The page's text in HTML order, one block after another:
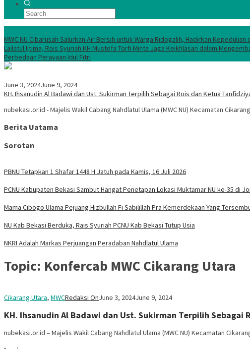
MWC NU Cibarusah Salurkan Air Bersih untuk Warga Ridogalih, Hadirkan
Lailatul Ijtima, Rois Syuriah KH Mustofa Torfi Minta Jaga Keikhlasan dalam
Perbedaan Perayaan Idul Fitri
June 3, 2024June 9, 2024
KH. Ihsanudin Al Badawi dan Ust. Sukirman Terpilih Sebagai Rois dan Ketua
nubekasi.or.id - Majelis Wakil Cabang Nahdlatul Ulama (MWC NU) Kecamatan
Berita Uatama
Sorotan
PBNU Tetapkan 1 Shafar 1448 H Jatuh pada Kamis, 16 Juli 2026
PCNU Kabupaten Bekasi Sambut Hangat Penetapan Lokasi Muktamar NU ke-35 di
Mama Cibogo Ulama Pejuang Hizbullah Fi Sabilillah Pra Kemerdekaan Yang
NU Kab Bekasi Berduka, Rais Syuriah PCNU Kab Bekasi Tutup Usia
NKRI Adalah Markas Perjuangan Peradaban Nahdlatul Ulama
Topic: Konfercab MWC Cikarang Utara
Cikarang Utara, MWCRedaksi OnJune 3, 2024June 9, 2024
KH. Ihsanudin Al Badawi dan Ust. Sukirman Terpilih Sebagai
nubekasi.or.id – Majelis Wakil Cabang Nahdlatul Ulama (MWC NU) Kecamatan